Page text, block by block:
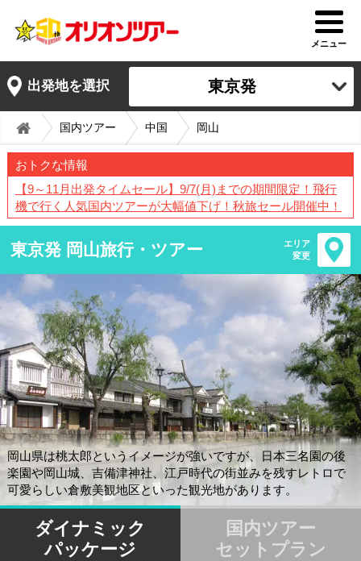
メニュー
出発地を選択 東京発
国内ツアー 中国 岡山
おトクな情報
【9～11月出発タイムセール】9/7(月)までの期間限定！飛行
機で行く人気国内ツアーが大幅値下げ！秋旅セール開催中！
東京発 岡山旅行・ツアー
エリア
変更
岡山県は桃太郎というイメージが強いですが、日本三名園の後
楽園や岡山城、吉備津神社、江戸時代の街並みを残すレトロで
可愛らしい倉敷美観地区といった観光地があります。
ダイナミック
パッケージ
国内ツアー
セットプラン